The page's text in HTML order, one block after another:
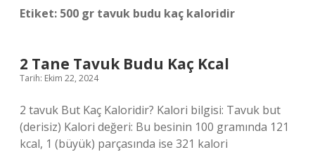
Etiket: 500 gr tavuk budu kaç kaloridir
2 Tane Tavuk Budu Kaç Kcal
Tarih: Ekim 22, 2024
2 tavuk But Kaç Kaloridir? Kalori bilgisi: Tavuk but
(derisiz) Kalori değeri: Bu besinin 100 gramında 121
kcal, 1 (büyük) parçasında ise 321 kalori